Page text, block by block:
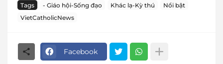
Tags - Giáo hội-Sống đạo Khác lạ-Kỳ thú
Nổi bật
VietCatholicNews
Facebook